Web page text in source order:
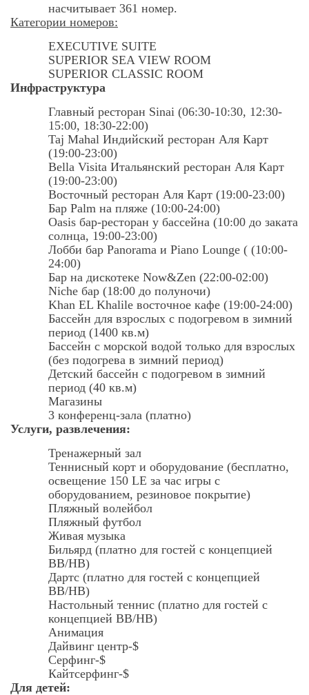
насчитывает 361 номер.
Категории номеров:
EXECUTIVE SUITE
SUPERIOR SEA VIEW ROOM
SUPERIOR CLASSIC ROOM
Инфраструктура
Главный ресторан Sinai (06:30-10:30, 12:30-
15:00, 18:30-22:00)
Taj Mahal Индийский ресторан Аля Карт
(19:00-23:00)
Bella Visita Итальянский ресторан Аля Карт
(19:00-23:00)
Восточный ресторан Аля Карт (19:00-23:00)
Бар Palm на пляже (10:00-24:00)
Oasis бар-ресторан у бассейна (10:00 до заката
солнца, 19:00-23:00)
Лобби бар Panorama и Piano Lounge ( (10:00-
24:00)
Бар на дискотеке Now&Zen (22:00-02:00)
Niche бар (18:00 до полуночи)
Khan EL Khalile восточное кафе (19:00-24:00)
Бассейн для взрослых с подогревом в зимний
период (1400 кв.м)
Бассейн с морской водой только для взрослых
(без подогрева в зимний период)
Детский бассейн с подогревом в зимний
период (40 кв.м)
Магазины
3 конференц-зала (платно)
Услуги, развлечения:
Тренажерный зал
Теннисный корт и оборудование (бесплатно,
освещение 150 LE за час игры с
оборудованием, резиновое покрытие)
Пляжный волейбол
Пляжный футбол
Живая музыка
Бильярд (платно для гостей с концепцией
BB/HB)
Дартс (платно для гостей с концепцией
BB/HB)
Настольный теннис (платно для гостей с
концепцией BB/HB)
Анимация
Дайвинг центр-$
Серфинг-$
Кайтсерфинг-$
Для детей: